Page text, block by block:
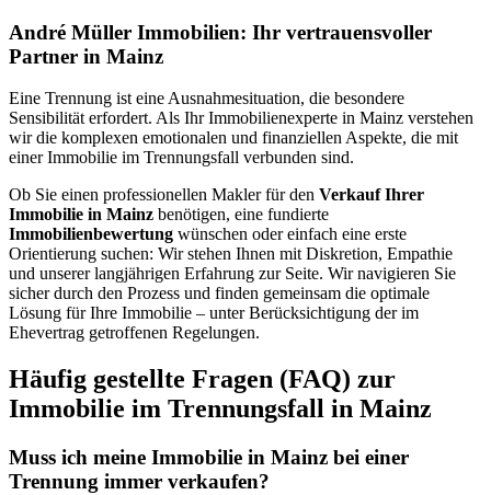
André Müller Immobilien: Ihr vertrauensvoller
Partner in Mainz
Eine Trennung ist eine Ausnahmesituation, die besondere
Sensibilität erfordert. Als Ihr Immobilienexperte in Mainz verstehen
wir die komplexen emotionalen und finanziellen Aspekte, die mit
einer Immobilie im Trennungsfall verbunden sind.
Ob Sie einen professionellen Makler für den Verkauf Ihrer
Immobilie in Mainz benötigen, eine fundierte
Immobilienbewertung wünschen oder einfach eine erste
Orientierung suchen: Wir stehen Ihnen mit Diskretion, Empathie
und unserer langjährigen Erfahrung zur Seite. Wir navigieren Sie
sicher durch den Prozess und finden gemeinsam die optimale
Lösung für Ihre Immobilie – unter Berücksichtigung der im
Ehevertrag getroffenen Regelungen.
Häufig gestellte Fragen (FAQ) zur
Immobilie im Trennungsfall in Mainz
Muss ich meine Immobilie in Mainz bei einer
Trennung immer verkaufen?